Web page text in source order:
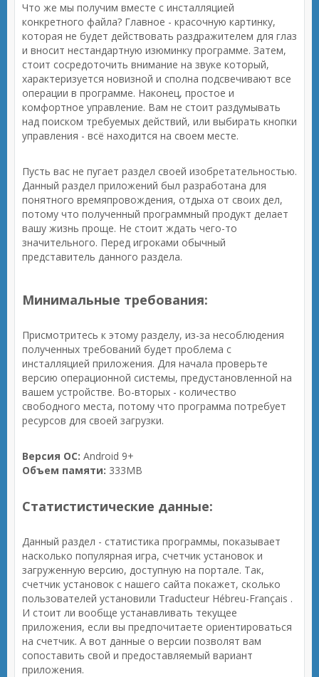
Что же мы получим вместе с инсталляцией
конкретного файла? Главное - красочную картинку,
которая не будет действовать раздражителем для глаз
и вносит нестандартную изюминку программе. Затем,
стоит сосредоточить внимание на звуке который,
характеризуется новизной и сполна подсвечивают все
операции в программе. Наконец, простое и
комфортное управление. Вам не стоит раздумывать
над поиском требуемых действий, или выбирать кнопки
управления - всё находится на своем месте.
Пусть вас не пугает раздел своей изобретательностью.
Данный раздел приложений был разработана для
понятного времяпровождения, отдыха от своих дел,
потому что полученный программный продукт делает
вашу жизнь проще. Не стоит ждать чего-то
значительного. Перед игроками обычный
представитель данного раздела.
Минимальные требования:
Присмотритесь к этому разделу, из-за несоблюдения
полученных требований будет проблема с
инсталляцией приложения. Для начала проверьте
версию операционной системы, предустановленной на
вашем устройстве. Во-вторых - количество
свободного места, потому что программа потребует
ресурсов для своей загрузки.
Версия ОС: Android 9+
Объем памяти: 333MB
Статистистические данные:
Данный раздел - статистика программы, показывает
насколько популярная игра, счетчик установок и
загруженную версию, доступную на портале. Так,
счетчик установок с нашего сайта покажет, сколько
пользователей установили Traducteur Hébreu-Français .
И стоит ли вообще устанавливать текущее
приложения, если вы предпочитаете ориентироваться
на счетчик. А вот данные о версии позволят вам
сопоставить свой и предоставляемый вариант
приложения.